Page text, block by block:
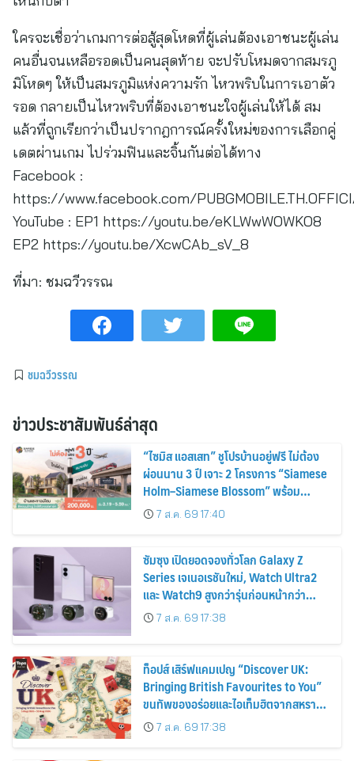
ใครจะเชื่อว่าเกมการต่อสู้สุดโหดที่ผู้เล่นต้องเอาชนะผู้เล่น
คนอื่นจนเหลือรอดเป็นคนสุดท้าย จะปรับโหมดจากสมรภู
มิโหดๆ ให้เป็นสมรภูมิแห่งความรัก ไหวพริบในการเอาตัว
รอด กลายเป็นไหวพริบที่ต้องเอาชนะใจผู้เล่นให้ได้ สม
แล้วที่ถูกเรียกว่าเป็นปรากฎการณ์ครั้งใหม่ของการเลือกคู่
เดตผ่านเกม ไปร่วมฟินและจิ้นกันต่อได้ทาง
Facebook :
https://www.facebook.com/
YouTube : EP1 https://youtu.be/eKLWwWOWKO8
EP2 https://youtu.be/XcwCAb_sV_8
ที่มา: ชมฉวีวรรณ
ชมฉวีวรรณ
ข่าวประชาสัมพันธ์ล่าสุด
“ไซมิส แอสเสท” ชูโปรบ้านอยู่ฟรี ไม่ต้อง
ผ่อนนาน 3 ปี เจาะ 2 โครงการ “Siamese
Holm–Siamese Blossom” พร้อม
ส่วนลดและสิทธิพิเศษถึง 31 สิงหาคม
2569
7 ส.ค. 69 17:40
ซัมซุง เปิดยอดจองทั่วโลก Galaxy Z
Series เจเนอเรชันใหม่, Watch Ultra2
และ Watch9 สูงกว่ารุ่นก่อนหน้ากว่า
30%7 ส.ค. 69 17:38
ท็อปส์ เสิร์ฟแคมเปญ “Discover UK:
Bringing British Favourites to You”
ขนทัพของอร่อยและไอเท็มฮิตจากสหราช
อาณาจักร ส่งตรงถึงมือตั้งแต่วันนี้ – 18
สิงหาคมนี้
7 ส.ค. 69 17:38